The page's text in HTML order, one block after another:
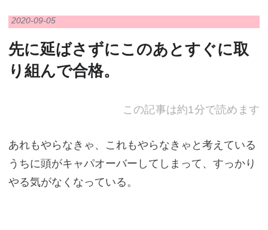
2020-09-05
先に延ばさずにこのあとすぐに取
り組んで合格。
この記事は約1分で読めます
あれもやらなきゃ、これもやらなきゃと考えている
うちに頭がキャパオーバーしてしまって、すっかり
やる気がなくなっている。